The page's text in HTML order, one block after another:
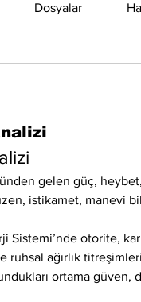
Dosyalar
gelen güç, heybet,
istikamet, manevi
Sistemi’nde otorite,
ağırlık
ortama güven,